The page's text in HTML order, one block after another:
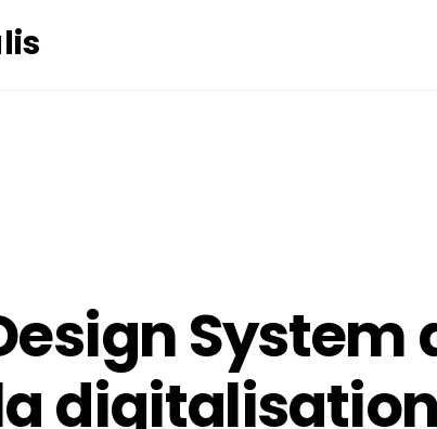
System